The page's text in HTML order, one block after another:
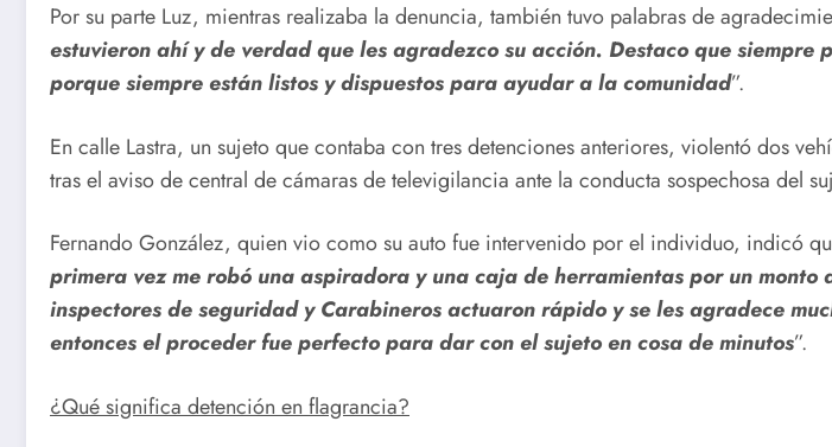
Por su parte Luz, mientras realizaba la denuncia, también tuvo palabras de
estuvieron ahí y de verdad que les agradezco su acción. Destaco que
porque siempre están listos y dispuestos para ayudar a la comunidad”.
En calle Lastra, un sujeto que contaba con tres detenciones anteriores, violentó dos
tras el aviso de central de cámaras de televigilancia ante la conducta sospechosa del
Fernando González, quien vio como su auto fue intervenido por el individuo, indicó
primera vez me robó una aspiradora y una caja de herramientas por un
inspectores de seguridad y Carabineros actuaron rápido y se les agradece
entonces el proceder fue perfecto para dar con el sujeto en cosa de minutos”.
¿Qué significa detención en flagrancia?